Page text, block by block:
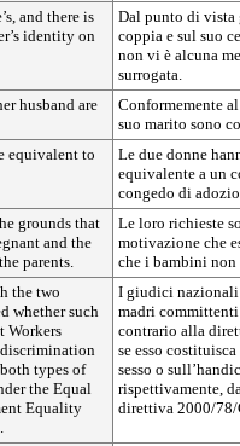
and there is
identity on
Dal punto di
coppia e sul suo
non vi è alcuna
surrogata.
husband are
Conformemente
suo marito sono
equivalent to
Le due donne
equivalente a un
congedo di
grounds that
and the
parents.
Le loro richieste
motivazione che
che i bambini
the two
whether such
Workers
types of
the Equal
Equality
I giudici
madri
contrario alla
se esso
sesso o
rispettivamente,
direttiva 2000/78/